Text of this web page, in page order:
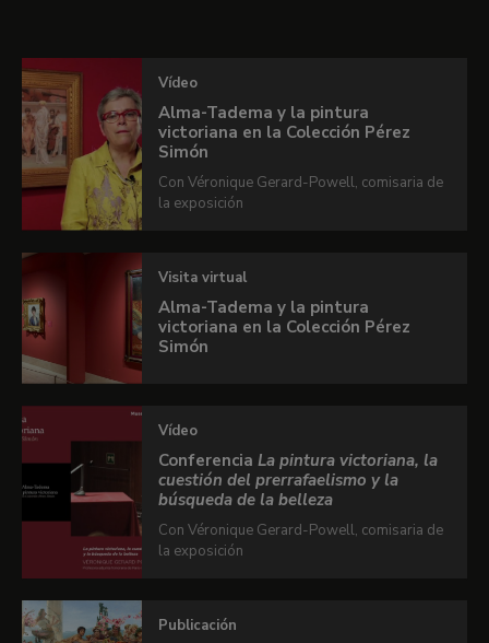
Revista online
Si deseas conocer más detalles sobre esta
exposición te invitamos a ver la revista online de
nuestro quiosco.
En colaboración con
VER REVISTA ONLINE
Vídeo
Alma-Tadema y la pintura
victoriana en la Colección Pérez
Simón
Con Véronique Gerard-Powell, comisaria de
la exposición
Visita virtual
Alma-Tadema y la pintura
victoriana en la Colección Pérez
Simón
Vídeo
Conferencia La pintura victoriana, la
cuestión del prerrafaelismo y la
búsqueda de la belleza
Con Véronique Gerard-Powell, comisaria de
la exposición
Publicación